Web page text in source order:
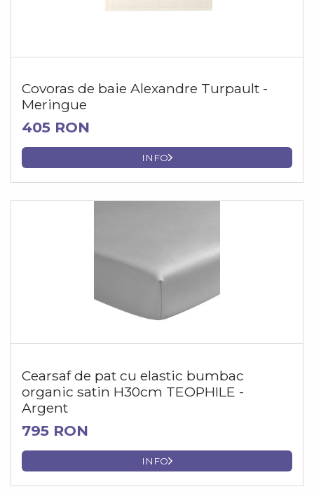
Covoras de baie Alexandre Turpault -
Meringue
405 RON
INFO
Cearsaf de pat cu elastic bumbac
organic satin H30cm TEOPHILE -
Argent
795 RON
INFO